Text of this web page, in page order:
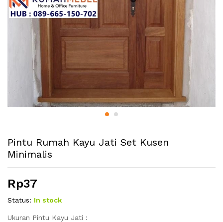
Pintu Rumah Kayu Jati Set Kusen
Minimalis
Rp37
Status: In stock
Ukuran Pintu Kayu Jati :